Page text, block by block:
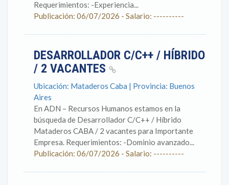
Requerimientos: -Experiencia...
Publicación: 06/07/2026 - Salario: ----------
DESARROLLADOR C/C++ / HÍBRIDO
/ 2 VACANTES
Ubicación: Mataderos Caba | Provincia: Buenos
Aires
En ADN – Recursos Humanos estamos en la
búsqueda de Desarrollador C/C++ / Híbrido
Mataderos CABA / 2 vacantes para Importante
Empresa. Requerimientos: -Dominio avanzado...
Publicación: 06/07/2026 - Salario: ----------